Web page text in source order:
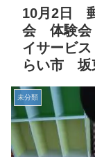
10月2日
会 体験
イサービ
らい市
未分類